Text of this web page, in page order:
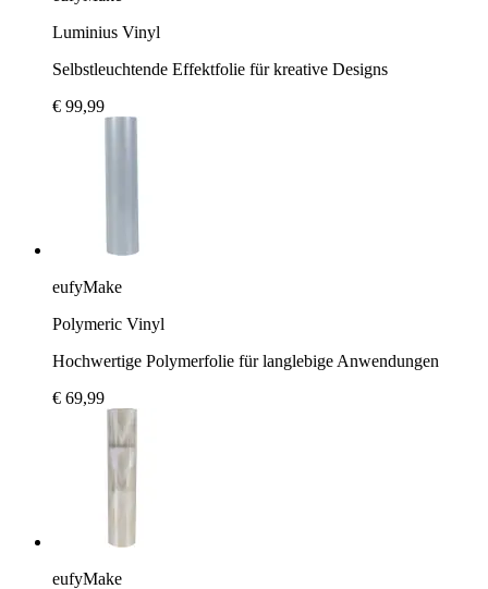
Luminius Vinyl
Selbstleuchtende Effektfolie für kreative Designs
€ 99,99
eufyMake
Polymeric Vinyl
Hochwertige Polymerfolie für langlebige Anwendungen
€ 69,99
eufyMake